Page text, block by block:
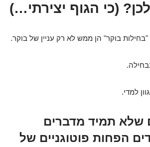
(כי הגוף יצירתי…)
בוקר" הן ממש לא רק עניין של בוקר.
למדי.
שלא תמיד מדברים
הפחות פוטוגניים של